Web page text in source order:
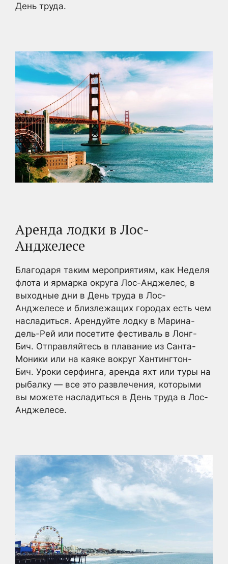
День труда.
Аренда лодки в Лос-
Анджелесе
Благодаря таким мероприятиям, как Неделя
флота и ярмарка округа Лос-Анджелес, в
выходные дни в День труда в Лос-
Анджелесе и близлежащих городах есть чем
насладиться. Арендуйте лодку в Марина-
дель-Рей или посетите фестиваль в Лонг-
Бич. Отправляйтесь в плавание из Санта-
Моники или на каяке вокруг Хантингтон-
Бич. Уроки серфинга, аренда яхт или туры на
рыбалку — все это развлечения, которыми
вы можете насладиться в День труда в Лос-
Анджелесе.